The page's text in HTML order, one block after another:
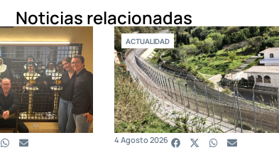
Noticias relacionadas
ACTUALIDAD
4 Agosto 2026